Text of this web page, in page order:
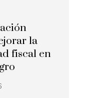
la
fiscal en